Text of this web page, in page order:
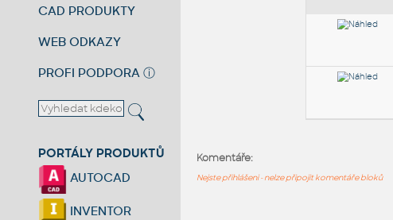
CAD PRODUKTY
WEB ODKAZY
PROFI PODPORA ⓘ
PORTÁLY PRODUKTŮ
AUTOCAD
INVENTOR
Komentáře:
Nejste přihlášeni - nelze připojit komentáře bloků